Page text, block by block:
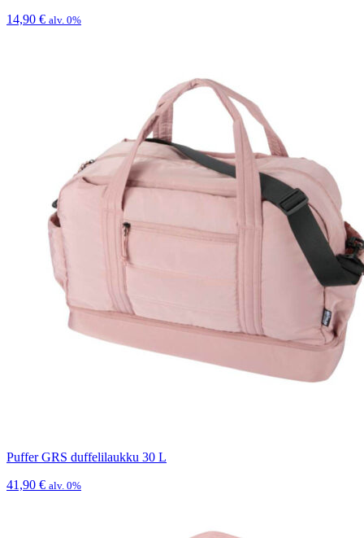
14,90 € alv. 0%
Puffer GRS duffelilaukku 30 L
41,90 € alv. 0%